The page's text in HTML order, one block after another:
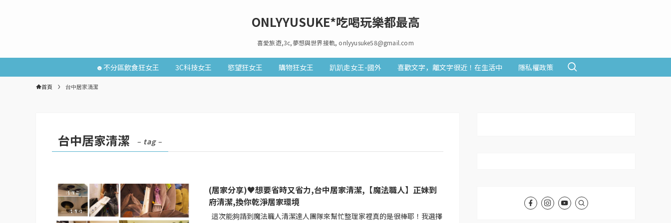
ONLYYUSUKE*吃喝玩樂都最高
喜愛旅遊,3c,夢想與世界接軌, onlyyusuke58@gmail.com
☻不分區飲食狂女王 3C科技女王 慾望狂女王 購物狂女王 趴趴走女王-國外 喜歡文字，離文字很近！在生活中 隱私權政策
首頁 台中居家清潔
台中居家清潔 – tag –
(居家分享)♥想要省時又省力,台中居家清潔,【魔法職人】正妹到
府清潔,換你乾淨居家環境
這次能夠請到魔法職人清潔達人團隊來幫忙整理家裡真的是很棒耶！我選擇